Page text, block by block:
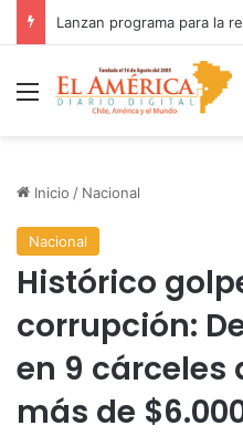
Menú
Inicio / Nacional
Nacional
Histórico
corrupción:
en 9 cárceles
más de